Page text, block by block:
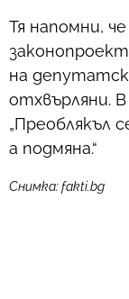
Тя напомни,
на
отхвърляни. В
„Преоблякъл
а подмяна.“
Снимка: fakti.bg